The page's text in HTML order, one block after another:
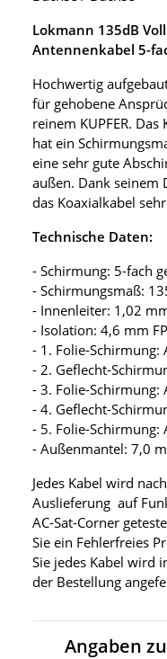
Lokmann 135dB
Antennenkabel 5-
Hochwertig
für gehobene
reinem KUPFER.
hat ein
eine sehr gute
außen. Dank seinem
das Koaxialkabel
Technische Daten:
- Schirmung: 5-fach
- Schirmungsmaß:
- Innenleiter: 1,02
- Isolation: 4,6 mm
- 1. Folie-Schirmung:
- 2. Geflecht-
- 3. Folie-Schirmung:
- 4. Geflecht-
- 5. Folie-Schirmung:
- Außenmantel: 7,0
Jedes Kabel wird
Auslieferung auf
AC-Sat-Corner
Sie ein Fehlerfreies
Sie jedes Kabel wird
der Bestellung
Angaben